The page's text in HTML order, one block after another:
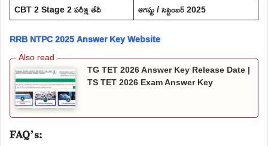
CBT 2 Stage 2 పరీక్ష తేదీ
ఆగష్టు / సెప్టెంబర్ 2025
RRB NTPC 2025 Answer Key Website
TG TET 2026 Answer Key Release Date |
TS TET 2026 Exam Answer Key
FAQ’s: